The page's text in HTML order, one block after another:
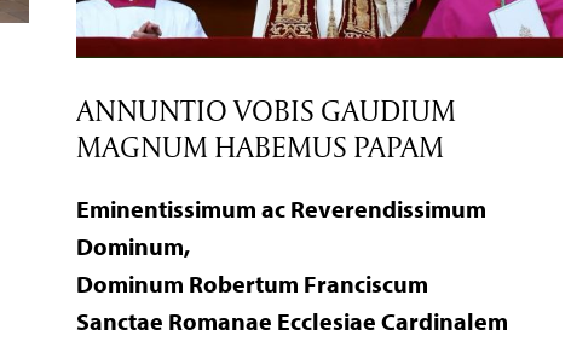
ANNUNTIO VOBIS GAUDIUM
MAGNUM HABEMUS PAPAM
Eminentissimum ac Reverendissimum
Dominum,
Dominum Robertum Franciscum
Sanctae Romanae Ecclesiae Cardinalem